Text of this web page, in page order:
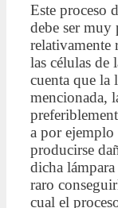
Este proceso
debe ser muy
relativamente
las células de
cuenta que la
mencionada,
a por ejemplo
producirse
dicha
raro
cual el